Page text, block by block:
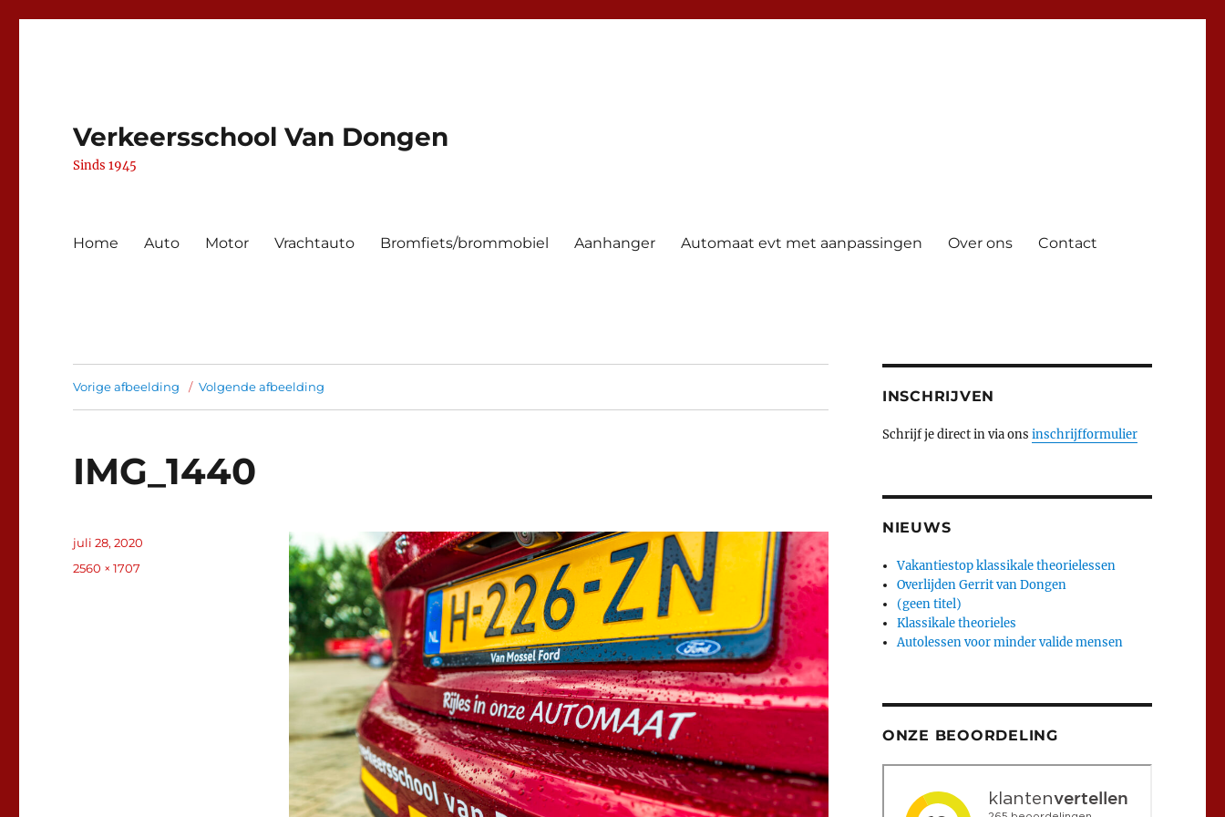
Verkeersschool Van Dongen
Sinds 1945
Home Auto Motor Vrachtauto Bromfiets/brommobiel Aanhanger Automaat evt met aanpassingen Over ons Contact
Vorige afbeelding Volgende afbeelding
IMG_1440
Geplaatst
op
juli 28, 2020
Volledige
2560 × 1707
INSCHRIJVEN
Schrijf je direct in via ons inschrijfformulier
NIEUWS
Vakantiestop klassikale theorielessen
Overlijden Gerrit van Dongen
(geen titel)
Klassikale theorieles
Autolessen voor minder valide mensen
ONZE BEOORDELING